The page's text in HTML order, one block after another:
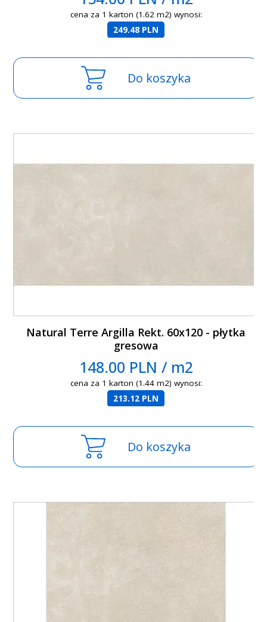
cena za 1 karton (1.62 m2) wynosi:
249.48 PLN
Do koszyka
Natural Terre Argilla Rekt. 60x120 - płytka
gresowa
148.00 PLN / m2
cena za 1 karton (1.44 m2) wynosi:
213.12 PLN
Do koszyka